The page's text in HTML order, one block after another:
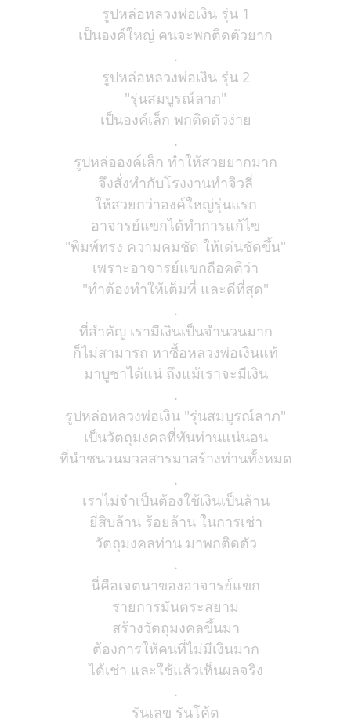
รูปหล่อหลวงพ่อเงิน รุ่น 1
เป็นองค์ใหญ่ คนจะพกติดตัวยาก
.
รูปหล่อหลวงพ่อเงิน รุ่น 2
"รุ่นสมบูรณ์ลาภ"
เป็นองค์เล็ก พกติดตัวง่าย
.
รูปหล่อองค์เล็ก ทำให้สวยยากมาก
จึงสั่งทำกับโรงงานทำจิวลี่
ให้สวยกว่าองค์ใหญ่รุ่นแรก
อาจารย์แขกได้ทำการแก้ไข
"พิมพ์ทรง ความคมชัด ให้เด่นชัดขึ้น"
เพราะอาจารย์แขกถือคติว่า
"ทำต้องทำให้เต็มที่ และดีที่สุด"
.
ที่สำคัญ เรามีเงินเป็นจำนวนมาก
ก็ไม่สามารถ หาซื้อหลวงพ่อเงินแท้
มาบูชาได้แน่ ถึงแม้เราจะมีเงิน
.
รูปหล่อหลวงพ่อเงิน "รุ่นสมบูรณ์ลาภ"
เป็นวัตถุมงคลที่ทันท่านแน่นอน
ที่นำชนวนมวลสารมาสร้างท่านทั้งหมด
.
เราไม่จำเป็นต้องใช้เงินเป็นล้าน
ยี่สิบล้าน ร้อยล้าน ในการเช่า
วัตถุมงคลท่าน มาพกติดตัว
.
นี่คือเจตนาของอาจารย์แขก
รายการมันตระสยาม
สร้างวัตถุมงคลขึ้นมา
ต้องการให้คนที่ไม่มีเงินมาก
ได้เช่า และใช้แล้วเห็นผลจริง
.
รันเลข รันโค้ด